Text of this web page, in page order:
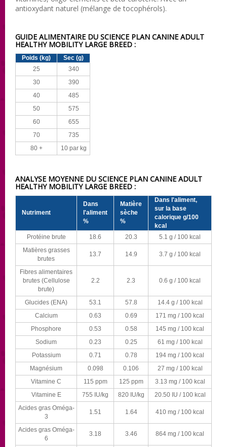
antioxydant naturel (mélange de tocophérols).
GUIDE ALIMENTAIRE DU SCIENCE PLAN CANINE ADULT
HEALTHY MOBILITY LARGE BREED :
Poids (kg)
Sec (g)
25
340
30
390
40
485
50
575
60
655
70
735
80 +
10 par kg
ANALYSE MOYENNE DU SCIENCE PLAN CANINE ADULT
HEALTHY MOBILITY LARGE BREED :
Nutriment
Dans
l'aliment
%
Matière
sèche
%
Dans l'aliment,
sur la base
calorique g/100
kcal
Protéine brute
18.6 20.3
5.1 g / 100 kcal
Matières grasses
brutes
13.7 14.9 3.7 g / 100 kcal
Fibres alimentaires
brutes (Cellulose
brute)
2.2 2.3 0.6 g / 100 kcal
Glucides (ENA) 53.1 57.8
14.4 g / 100 kcal
Calcium
0.63 0.69
171 mg / 100 kcal
Phosphore
0.53 0.58
145 mg / 100 kcal
Sodium
0.23 0.25
61 mg / 100 kcal
Potassium
0.71 0.78
194 mg / 100 kcal
Magnésium
0.098 0.106
27 mg / 100 kcal
Vitamine C
115 ppm 125 ppm
3.13 mg / 100 kcal
Vitamine E
755 IU/kg 820 IU/kg
20.50 IU / 100 kcal
Acides gras Oméga-
3
1.51 1.64 410 mg / 100 kcal
Acides gras Oméga-
6
3.18 3.46 864 mg / 100 kcal